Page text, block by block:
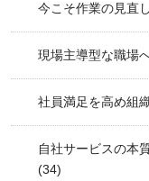
今こそ作業の見直
現場主導型な職場
社員満足を高め組
自社サービスの本
(34)